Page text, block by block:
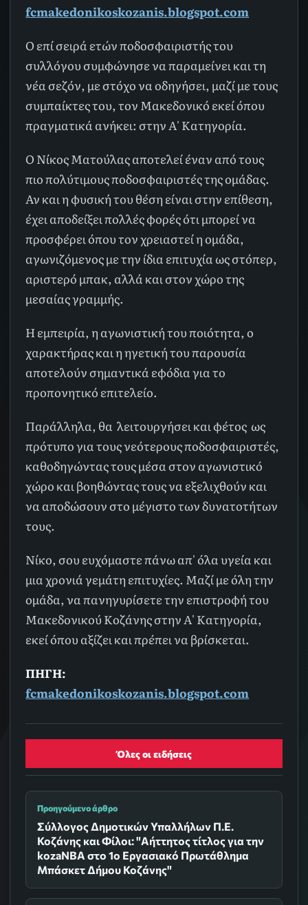
fcmakedonikoskozanis.blogspot.com
Ο επί σειρά ετών ποδοσφαιριστής του
συλλόγου συμφώνησε να παραμείνει και τη
νέα σεζόν, με στόχο να οδηγήσει, μαζί με τους
συμπαίκτες του, τον Μακεδονικό εκεί όπου
πραγματικά ανήκει: στην Α' Κατηγορία.
Ο Νίκος Ματούλας αποτελεί έναν από τους
πιο πολύτιμους ποδοσφαιριστές της ομάδας.
Αν και η φυσική του θέση είναι στην επίθεση,
έχει αποδείξει πολλές φορές ότι μπορεί να
προσφέρει όπου τον χρειαστεί η ομάδα,
αγωνιζόμενος με την ίδια επιτυχία ως στόπερ,
αριστερό μπακ, αλλά και στον χώρο της
μεσαίας γραμμής.
Η εμπειρία, η αγωνιστική του ποιότητα, ο
χαρακτήρας και η ηγετική του παρουσία
αποτελούν σημαντικά εφόδια για το
προπονητικό επιτελείο.
Παράλληλα, θα λειτουργήσει και φέτος ως
πρότυπο για τους νεότερους ποδοσφαιριστές,
καθοδηγώντας τους μέσα στον αγωνιστικό
χώρο και βοηθώντας τους να εξελιχθούν και
να αποδώσουν στο μέγιστο των δυνατοτήτων
τους.
Νίκο, σου ευχόμαστε πάνω απ' όλα υγεία και
μια χρονιά γεμάτη επιτυχίες. Μαζί με όλη την
ομάδα, να πανηγυρίσετε την επιστροφή του
Μακεδονικού Κοζάνης στην Α' Κατηγορία,
εκεί όπου αξίζει και πρέπει να βρίσκεται.
ΠΗΓΗ:
fcmakedonikoskozanis.blogspot.com
Όλες οι ειδήσεις
Προηγούμενο άρθρο
Σύλλογος Δημοτικών Υπαλλήλων Π.Ε.
Κοζάνης και Φίλοι: "Αήττητος τίτλος για την
kozaNBA στο 1ο Εργασιακό Πρωτάθλημα
Μπάσκετ Δήμου Κοζάνης"